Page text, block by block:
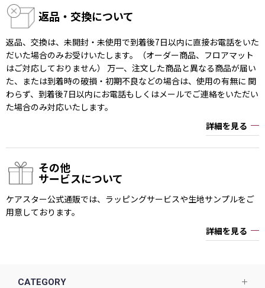
返品・交換について
返品、交換は、未開封・未使用で到着後7日以内に直接お電話をいた
だいた場合のみお受けいたします。（オーダー商品、フロアマット
はご対応しておりません） 万一、注文した商品と異なる商品が届い
た、または到着時の破損・初期不良などの場合は、使用の有無に 関
わらず、到着後7日以内にお電話もしくはメールでご連絡をいただい
た場合のみ対応いたします。
詳細を見る
その他
サービスについて
ケアスター公式通販では、ラッピングサービスや生地サンプルをご
用意しております。
詳細を見る
CATEGORY